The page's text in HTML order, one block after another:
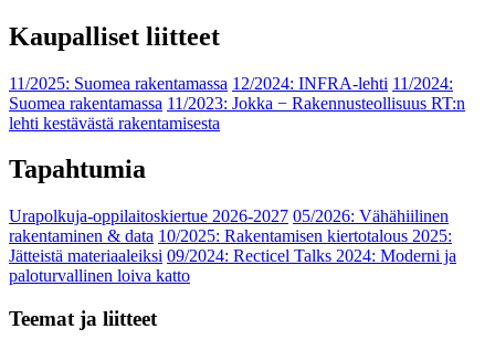
Kaupalliset liitteet
11/2025: Suomea rakentamassa 12/2024: INFRA-lehti 11/2024:
Suomea rakentamassa 11/2023: Jokka − Rakennusteollisuus RT:n
lehti kestävästä rakentamisesta
Tapahtumia
Urapolkuja-oppilaitoskiertue 2026-2027 05/2026: Vähähiilinen
rakentaminen & data 10/2025: Rakentamisen kiertotalous 2025:
Jätteistä materiaaleiksi 09/2024: Recticel Talks 2024: Moderni ja
paloturvallinen loiva katto
Teemat ja liitteet